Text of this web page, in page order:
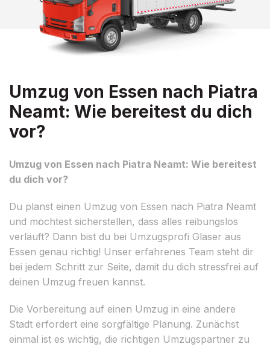
Umzug von Essen nach Piatra
Neamt: Wie bereitest du dich
vor?
Umzug von Essen nach Piatra Neamt: Wie bereitest
du dich vor?
Du planst einen Umzug von Essen nach Piatra Neamt
und möchtest sicherstellen, dass alles reibungslos
verläuft? Dann bist du bei Umzugsprofi Glaser aus
Essen genau richtig! Unser erfahrenes Team steht dir
bei jedem Schritt zur Seite, damit du dich stressfrei auf
deinen Umzug freuen kannst.
Die Vorbereitung auf einen Umzug in eine andere
Stadt erfordert eine sorgfältige Planung. Zunächst
einmal ist es wichtig, die richtigen Umzugspartner zu